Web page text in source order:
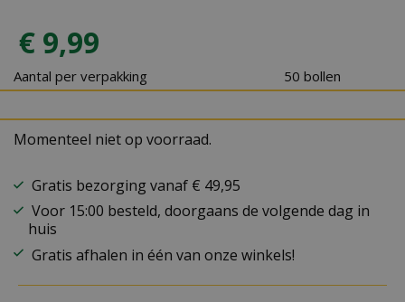
€ 9,99
Aantal per verpakking 50 bollen
Momenteel niet op voorraad.
Gratis bezorging vanaf € 49,95
Voor 15:00 besteld, doorgaans de volgende dag in
huis
Gratis afhalen in één van onze winkels!